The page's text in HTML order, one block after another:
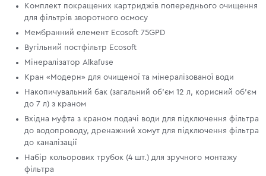
Комплект покращених картриджів попереднього очищення
для фільтрів зворотного осмосу
Мембранний елемент Ecosoft 75GPD
Вугільний постфільтр Ecosoft
Мінералізатор Alkafuse
Кран «Модерн» для очищеної та мінералізованої води
Накопичувальний бак (загальний об'єм 12 л, корисний об'єм
до 7 л) з краном
Вхідна муфта з краном подачі води для підключення фільтра
до водопроводу, дренажний хомут для підключення фільтра
до каналізації
Набір кольорових трубок (4 шт.) для зручного монтажу
фільтра